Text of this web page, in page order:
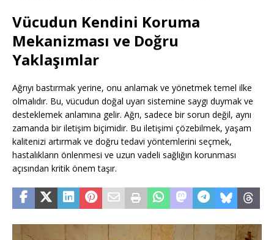
Vücudun Kendini Koruma
Mekanizması ve Doğru
Yaklaşımlar
Ağrıyı bastırmak yerine, onu anlamak ve yönetmek temel ilke
olmalıdır. Bu, vücudun doğal uyarı sistemine saygı duymak ve
desteklemek anlamına gelir. Ağrı, sadece bir sorun değil, aynı
zamanda bir iletişim biçimidir. Bu iletişimi çözebilmek, yaşam
kalitenizi artırmak ve doğru tedavi yöntemlerini seçmek,
hastalıkların önlenmesi ve uzun vadeli sağlığın korunması
açısından kritik önem taşır.